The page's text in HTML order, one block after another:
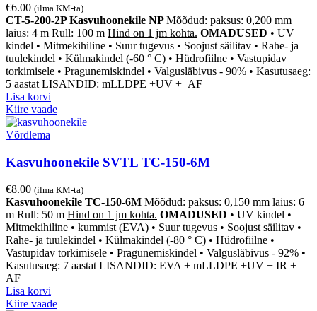
€6.00 (ilma KM-ta)
CT-5-200-2P Kasvuhoonekile NPMõõdud: paksus: 0,200 mm
laius: 4 m Rull: 100 m Hind on 1 jm kohta. OMADUSED • UV
kindel • Mitmekihiline • Suur tugevus • Soojust säilitav • Rahe- ja
tuulekindel • Külmakindel (-60 ° C) • Hüdrofiilne • Vastupidav
torkimisele • Pragunemiskindel • Valgusläbivus - 90% • Kasutusaeg:
5 aastat LISANDID: mLLDPE +UV + AF
Lisa korvi
Kiire vaade
Võrdlema
Kasvuhoonekile SVTL TC-150-6M
€8.00 (ilma KM-ta)
Kasvuhoonekile TC-150-6M Mõõdud: paksus: 0,150 mm laius: 6
m Rull: 50 m Hind on 1 jm kohta. OMADUSED • UV kindel •
Mitmekihiline • kummist (EVA) • Suur tugevus • Soojust säilitav •
Rahe- ja tuulekindel • Külmakindel (-80 ° C) • Hüdrofiilne •
Vastupidav torkimisele • Pragunemiskindel • Valgusläbivus - 92% •
Kasutusaeg: 7 aastat LISANDID: EVA + mLLDPE +UV + IR +
AF
Lisa korvi
Kiire vaade